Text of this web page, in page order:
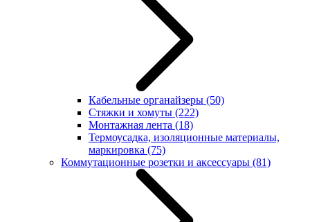
Кабельные органайзеры (50)
Стяжки и хомуты (222)
Монтажная лента (18)
Термоусадка, изоляционные материалы,
маркировка (75)
Коммутационные розетки и аксессуары (81)